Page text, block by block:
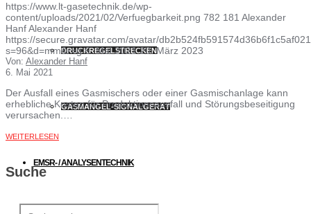
DRUCKREGELSTRECKEN
GASMANGEL-SIGNALGERÄT
EMSR- / ANALYSENTECHNIK
https://www.lt-gasetechnik.de/wp-
content/uploads/2021/02/Verfuegbarkeit.png 782 181 Alexander
HanfAlexander Hanf
https://secure.gravatar.com/avatar/
s=96&d=mm&r=g 6. Mai 2021 20. März 2023
Von: Alexander Hanf
6. Mai 2021
Der Ausfall eines Gasmischers oder einer Gasmischanlage kann
erhebliche Kosten für Produktionsausfall und Störungsbeseitigung
verursachen.…
WEITERLESEN
Suche